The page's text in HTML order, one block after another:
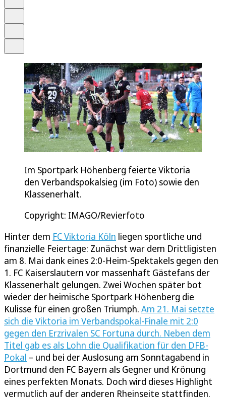
Im Sportpark Höhenberg feierte Viktoria
den Verbandspokalsieg (im Foto) sowie den
Klassenerhalt.
Copyright: IMAGO/Revierfoto
Hinter dem FC Viktoria Köln liegen sportliche und
finanzielle Feiertage: Zunächst war dem Drittligisten
am 8. Mai dank eines 2:0-Heim-Spektakels gegen den
1. FC Kaiserslautern vor massenhaft Gästefans der
Klassenerhalt gelungen. Zwei Wochen später bot
wieder der heimische Sportpark Höhenberg die
Kulisse für einen großen Triumph. Am 21. Mai setzte
sich die Viktoria im Verbandspokal-Finale mit 2:0
gegen den Erzrivalen SC Fortuna durch. Neben dem
Titel gab es als Lohn die Qualifikation für den DFB-
Pokal – und bei der Auslosung am Sonntagabend in
Dortmund den FC Bayern als Gegner und Krönung
eines perfekten Monats. Doch wird dieses Highlight
vermutlich auf der anderen Rheinseite stattfinden.